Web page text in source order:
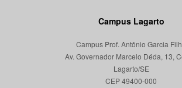
Campus Lagarto
Campus Prof. Antônio Garcia
Av. Governador Marcelo Déda, 13,
Lagarto/SE
CEP 49400-000